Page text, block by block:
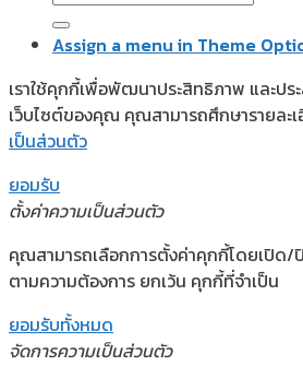
Assign a menu in Theme
เราใช้คุกกี้เพื่อพัฒนาประสิทธิภาพ และปร
เว็บไซต์ของคุณ คุณสามารถศึกษารายละ
เป็นส่วนตัว
ยอมรับ
ตั้งค่าความเป็นส่วนตัว
คุณสามารถเลือกการตั้งค่าคุกกี้โดยเปิด/
ตามความต้องการ ยกเว้น คุกกี้ที่จำเป็น
ยอมรับทั้งหมด
จัดการความเป็นส่วนตัว